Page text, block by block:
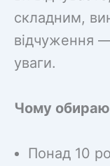
складним,
відчуження
уваги.
Чому
Понад 10